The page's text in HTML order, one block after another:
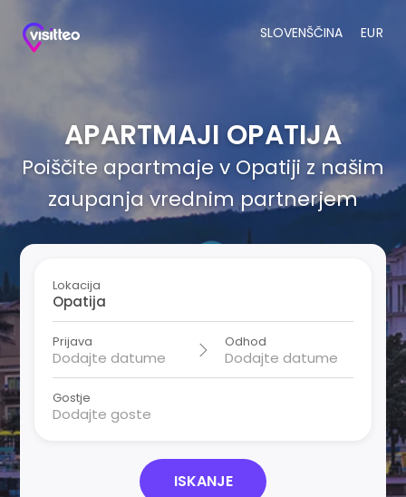
SLOVENŠČINA EUR
APARTMAJI OPATIJA
Poiščite apartmaje v Opatiji z našim
zaupanja vrednim partnerjem
Lokacija
Prijava Odhod
Gostje
Dodajte goste
ISKANJE